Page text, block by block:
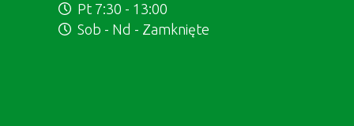
Pt 7:30 - 13:00
Sob - Nd - Zamknięte